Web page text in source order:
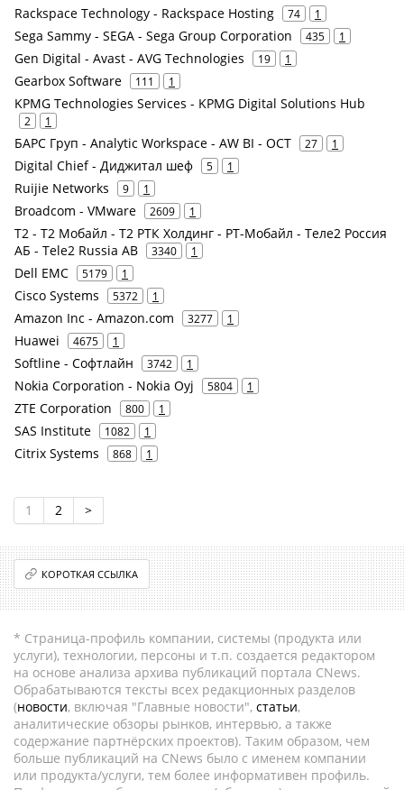
Rackspace Technology - Rackspace Hosting 74 1
Sega Sammy - SEGA - Sega Group Corporation 435 1
Gen Digital - Avast - AVG Technologies 19 1
Gearbox Software 111 1
KPMG Technologies Services - KPMG Digital Solutions Hub
2 1
БАРС Груп - Analytic Workspace - AW BI - ОСТ 27 1
Digital Chief - Диджитал шеф 5 1
Ruijie Networks 9 1
Broadcom - VMware 2609 1
Т2 - Т2 Мобайл - Т2 РТК Холдинг - РТ-Мобайл - Теле2 Россия
АБ - Tele2 Russia AB
3340 1
Dell EMC 5179 1
Cisco Systems 5372 1
Amazon Inc - Amazon.com 3277 1
Huawei 4675 1
Softline - Софтлайн 3742 1
Nokia Corporation - Nokia Oyj 5804 1
ZTE Corporation 800 1
SAS Institute 1082 1
Citrix Systems 868 1
1 2 >
КОРОТКАЯ ССЫЛКА
* Страница-профиль компании, системы (продукта или
услуги), технологии, персоны и т.п. создается редактором
на основе анализа архива публикаций портала CNews.
Обрабатываются тексты всех редакционных разделов
(новости, включая "Главные новости", статьи,
аналитические обзоры рынков, интервью, а также
содержание партнёрских проектов). Таким образом, чем
больше публикаций на CNews было с именем компании
или продукта/услуги, тем более информативен профиль.